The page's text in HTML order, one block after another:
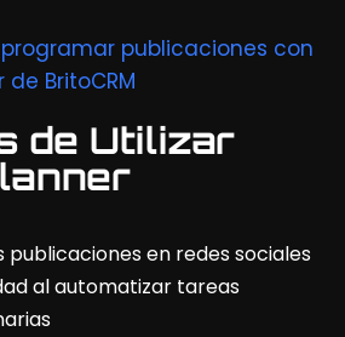
publicaciones con
BritoCRM
de Utilizar
publicaciones en redes sociales
al automatizar tareas